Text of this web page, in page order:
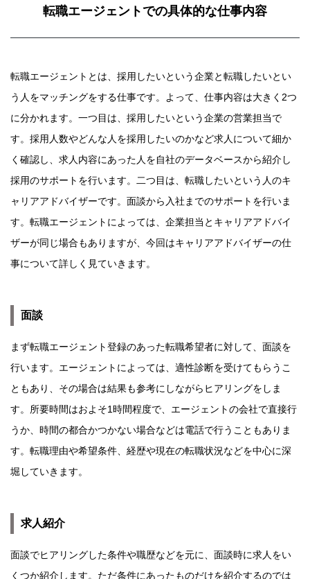
転職エージェントでの具体的な仕事内容
転職エージェントとは、採用したいという企業と転職したいとい
う人をマッチングをする仕事です。よって、仕事内容は大きく2つ
に分かれます。一つ目は、採用したいという企業の営業担当で
す。採用人数やどんな人を採用したいのかなど求人について細か
く確認し、求人内容にあった人を自社のデータベースから紹介し
採用のサポートを行います。二つ目は、転職したいという人のキ
ャリアアドバイザーです。面談から入社までのサポートを行いま
す。転職エージェントによっては、企業担当とキャリアアドバイ
ザーが同じ場合もありますが、今回はキャリアアドバイザーの仕
事について詳しく見ていきます。
面談
まず転職エージェント登録のあった転職希望者に対して、面談を
行います。エージェントによっては、適性診断を受けてもらうこ
ともあり、その場合は結果も参考にしながらヒアリングをしま
す。所要時間はおよそ1時間程度で、エージェントの会社で直接行
うか、時間の都合かつかない場合などは電話で行うこともありま
す。転職理由や希望条件、経歴や現在の転職状況などを中心に深
堀していきます。
求人紹介
面談でヒアリングした条件や職歴などを元に、面談時に求人をい
くつか紹介します。ただ条件にあったものだけを紹介するのでは